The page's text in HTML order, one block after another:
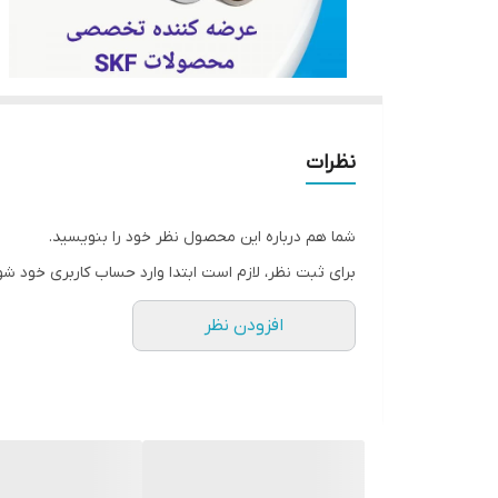
نظرات
شما هم درباره این محصول نظر خود را بنویسید.
برای ثبت نظر، لازم است ابتدا وارد حساب کاربری خود
افزودن نظر